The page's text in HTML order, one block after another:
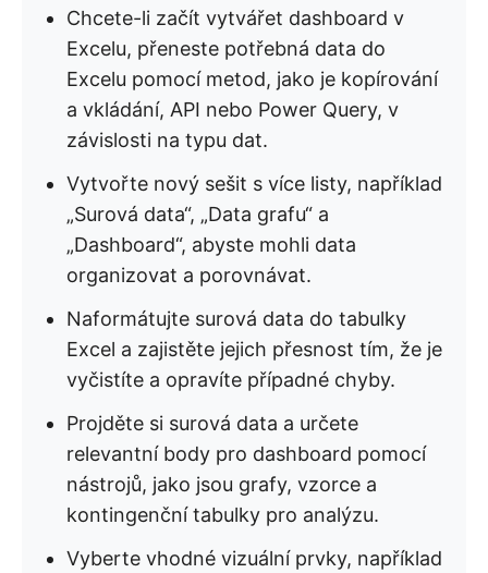
Chcete-li začít vytvářet dashboard v
Excelu, přeneste potřebná data do
Excelu pomocí metod, jako je kopírování
a vkládání, API nebo Power Query, v
závislosti na typu dat.
Vytvořte nový sešit s více listy, například
„Surová data“, „Data grafu“ a
„Dashboard“, abyste mohli data
organizovat a porovnávat.
Naformátujte surová data do tabulky
Excel a zajistěte jejich přesnost tím, že je
vyčistíte a opravíte případné chyby.
Projděte si surová data a určete
relevantní body pro dashboard pomocí
nástrojů, jako jsou grafy, vzorce a
kontingenční tabulky pro analýzu.
Vyberte vhodné vizuální prvky, například